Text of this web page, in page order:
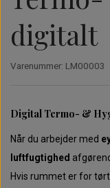
Perfect
Perfect
Perfect
Perfect
Perfect
Perfect
digitalt
Varenummer: LM00003
Digital Termo- &
Når du arbejder med
luftfugtighed
Hvis rummet er for